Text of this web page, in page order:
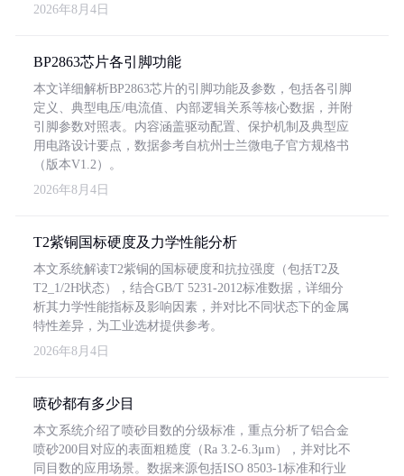
2026年8月4日
BP2863芯片各引脚功能
本文详细解析BP2863芯片的引脚功能及参数，包括各引脚
定义、典型电压/电流值、内部逻辑关系等核心数据，并附
引脚参数对照表。内容涵盖驱动配置、保护机制及典型应
用电路设计要点，数据参考自杭州士兰微电子官方规格书
（版本V1.2）。
2026年8月4日
T2紫铜国标硬度及力学性能分析
本文系统解读T2紫铜的国标硬度和抗拉强度（包括T2及
T2_1/2H状态），结合GB/T 5231-2012标准数据，详细分
析其力学性能指标及影响因素，并对比不同状态下的金属
特性差异，为工业选材提供参考。
2026年8月4日
喷砂都有多少目
本文系统介绍了喷砂目数的分级标准，重点分析了铝合金
喷砂200目对应的表面粗糙度（Ra 3.2-6.3μm），并对比不
同目数的应用场景。数据来源包括ISO 8503-1标准和行业